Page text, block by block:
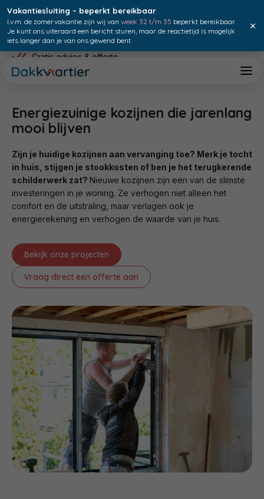
Vakantiesluiting – beperkt bereikbaar
I.v.m. de zomervakantie zijn wij van week 32 t/m 35 beperkt bereikbaar.
Je kunt ons uiteraard een bericht sturen, maar de reactietijd is mogelijk
iets langer dan je van ons gewend bent.
×
Gratis advies & offerte
Energiezuinige kozijnen die jarenlang
mooi blijven
Zijn je huidige kozijnen aan vervanging toe? Merk je tocht
in huis, stijgen je stookkosten of ben je het terugkerende
schilderwerk zat? Nieuwe kozijnen zijn een van de slimste
investeringen in je woning. Ze verhogen niet alleen het
comfort en de uitstraling, maar verlagen ook je
energierekening en verhogen de waarde van je huis.
Bekijk onze projecten
Vraag direct een offerte aan